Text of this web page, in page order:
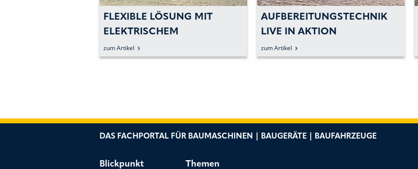
FLEXIBLE LÖSUNG MIT
ELEKTRISCHEM
ANTRIEBSKONZEPT
zum Artikel
AUFBEREITUNGSTECHNIK
LIVE IN AKTION
zum Artikel
DAS FACHPORTAL FÜR BAUMASCHINEN | BAUGERÄTE | BAUFAHRZEUGE
Blickpunkt Themen